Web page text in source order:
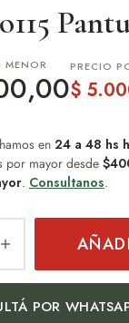
MENOR PRECIO
$
en24 a 48 hs
por mayor desde
. Consultanos.
POR